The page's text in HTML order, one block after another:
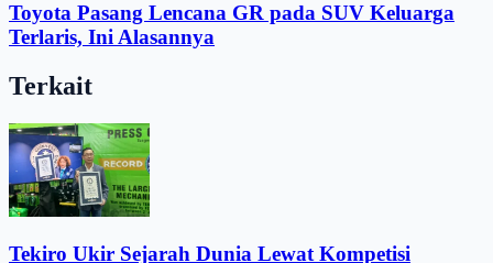
Toyota Pasang Lencana GR pada SUV Keluarga
Terlaris, Ini Alasannya
Terkait
Tekiro Ukir Sejarah Dunia Lewat Kompetisi